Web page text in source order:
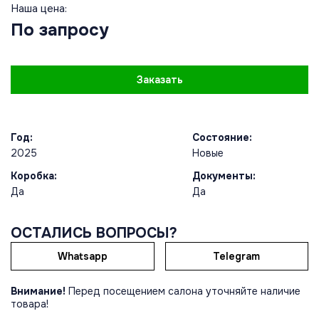
Наша цена:
По запросу
Заказать
Год:
2025
Состояние:
Новые
Коробка:
Да
Документы:
Да
ОСТАЛИСЬ ВОПРОСЫ?
Whatsapp Telegram
Внимание! Перед посещением салона уточняйте наличие
товара!